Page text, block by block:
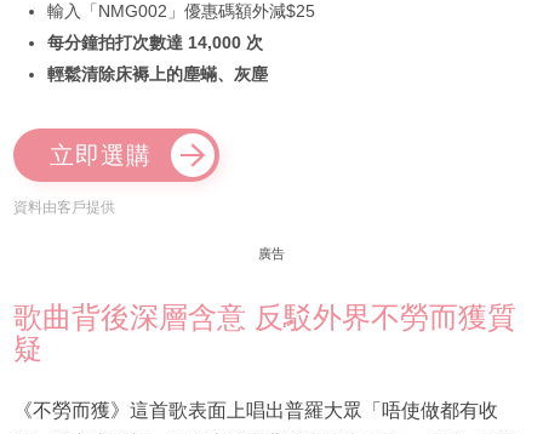
輸入「NMG002」優惠碼額外減$25
每分鐘拍打次數達 14,000 次
輕鬆清除床褥上的塵蟎、灰塵
立即選購
資料由客戶提供
廣告
歌曲背後深層含意 反駁外界不勞而獲質
疑
《不勞而獲》這首歌表面上唱出普羅大眾「唔使做都有收